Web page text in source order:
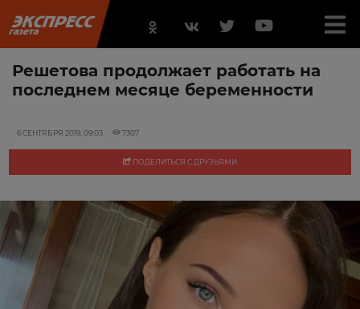
Решетова продолжает работать на
последнем месяце беременности
6 СЕНТЯБРЯ 2019, 09:03 7307
ПОДЕЛИТЬСЯ С ДРУЗЬЯМИ